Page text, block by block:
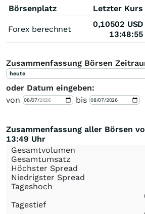
Börsenplatz Letzter Kurs
Forex berechnet
0,10502 USD
13:48:55
Zusammenfassung Börsen
heute
oder Datum eingeben:
von
bis
Zusammenfassung aller Börsen
13:49 Uhr
Gesamtvolumen
Gesamtumsatz
Höchster Spread
Niedrigster Spread
Tageshoch
Tagestief